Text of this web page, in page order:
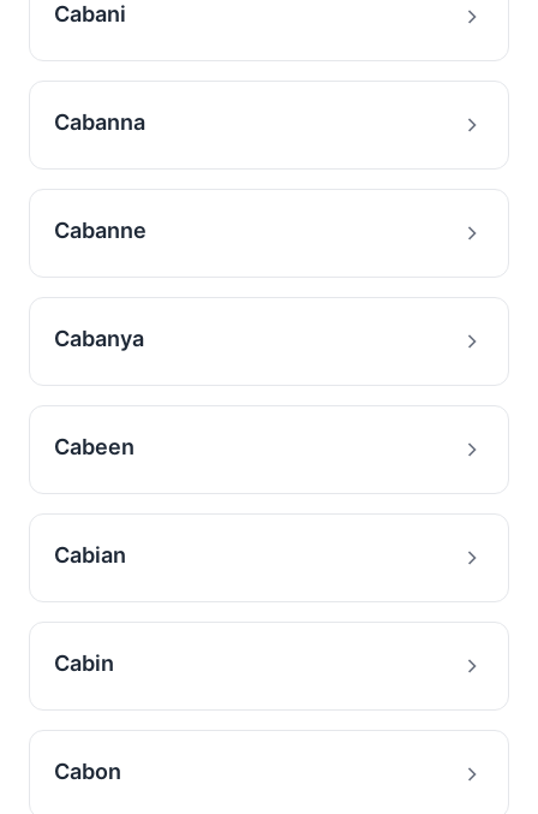
Cabani
Cabanna
Cabanne
Cabanya
Cabeen
Cabian
Cabin
Cabon